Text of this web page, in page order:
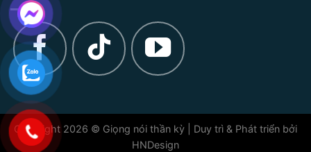
Copyright 2026 © Giọng nói thần kỳ | Duy trì & Phát triển bởi
HNDesign